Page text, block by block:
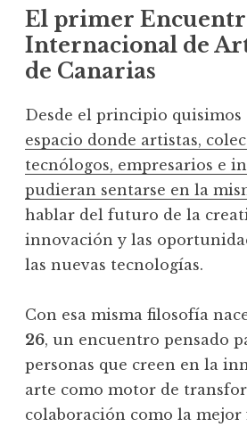
El primer
Internacional de
de Canarias
Desde el principio
espacio donde artistas,
tecnólogos, empresarios e
pudieran sentarse en la
hablar del futuro de la
innovación y las
las nuevas tecnologías.
Con esa misma filosofía
26, un encuentro pensado
personas que creen en la
arte como motor de
colaboración como la mejor